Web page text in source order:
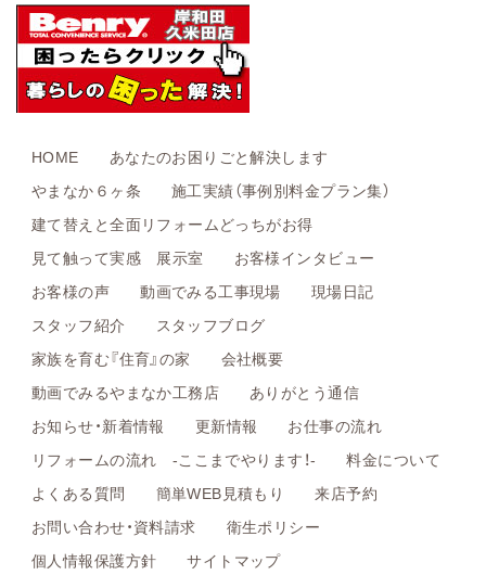
HOME
あなたのお困りごと解決します
やまなか６ヶ条
施工実績（事例別料金プラン集）
建て替えと全面リフォームどっちがお得
見て触って実感 展示室
お客様インタビュー
お客様の声
動画でみる工事現場
現場日記
スタッフ紹介
スタッフブログ
家族を育む『住育』の家
会社概要
動画でみるやまなか工務店
ありがとう通信
お知らせ・新着情報
更新情報
お仕事の流れ
リフォームの流れ -ここまでやります！-
料金について
よくある質問
簡単WEB見積もり
来店予約
お問い合わせ・資料請求
衛生ポリシー
個人情報保護方針
サイトマップ